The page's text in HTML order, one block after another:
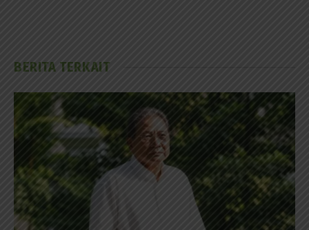
BERITA TERKAIT